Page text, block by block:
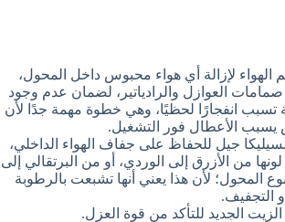
الهواء لإزالة أي هواء محبوس داخل المحول،
العوازل والرادياتير، لضمان عدم وجود
تسبب انفجارًا لحظيًا، وهي خطوة مهمة جدًا لأن
يسبب الأعطال فور التشغيل.
جيل للحفاظ على جفاف الهواء الداخلي،
من الأزرق إلى الوردي، أو من البرتقالي إلى
المحول؛ لأن هذا يعني أنها تشبعت بالرطوبة
التجفيف.
الزيت الجديد للتأكد من قوة العزل.